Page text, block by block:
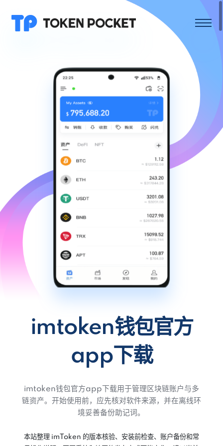
imtoken钱包官方
app下载
imtoken钱包官方app下载用于管理区块链账户与多
链资产。开始使用前，应先核对软件来源，并在离线环
境妥善备份助记词。
本站整理 imToken 的版本核验、安装前检查、账户备份和常